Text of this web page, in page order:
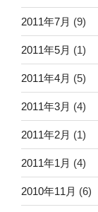
2011年7月 (9)
2011年5月 (1)
2011年4月 (5)
2011年3月 (4)
2011年2月 (1)
2011年1月 (4)
2010年11月 (6)